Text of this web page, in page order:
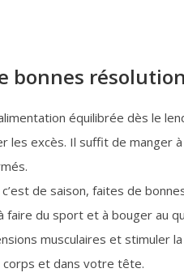
bonnes
équilibrée dès le
les excès. Il suffit de manger
de saison, faites de
faire du sport et à bouger au
musculaires et stimuler
et dans votre tête.